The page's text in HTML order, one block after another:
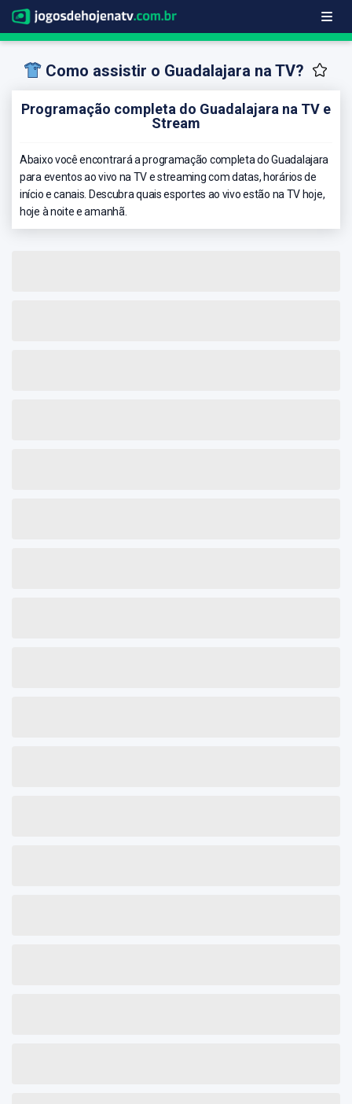
Como assistir o Guadalajara na TV?
Programação completa do Guadalajara na TV e
Stream
Abaixo você encontrará a programação completa do Guadalajara
para eventos ao vivo na TV e streaming com datas, horários de
início e canais. Descubra quais esportes ao vivo estão na TV hoje,
hoje à noite e amanhã.